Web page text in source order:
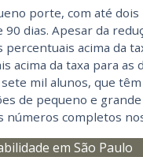
porte, com até
dias. Apesar da
percentuais acima da
acima da taxa para as
mil alunos, que
de pequeno e
números completos
em São Paulo